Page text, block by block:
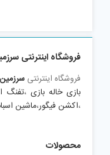
فروشگاه اینترنتی
فروشگاه اینترنتی
بازی خاله بازی ،تفنگ
،اکشن فیگور،ماشین
محصولات